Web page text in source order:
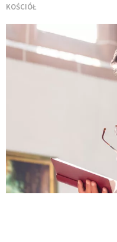
KOŚCIÓŁ